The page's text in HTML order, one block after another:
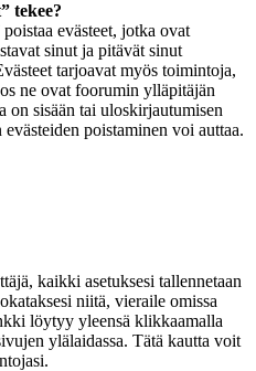
tekee?
evästeet, jotka ovat
sinut ja pitävät sinut
tarjoavat myös toimintoja,
ne ovat foorumin ylläpitäjän
on sisään tai uloskirjautumisen
poistaminen voi auttaa.
kaikki asetuksesi tallennetaan
niitä, vieraile omissa
löytyy yleensä klikkaamalla
ylälaidassa. Tätä kautta voit